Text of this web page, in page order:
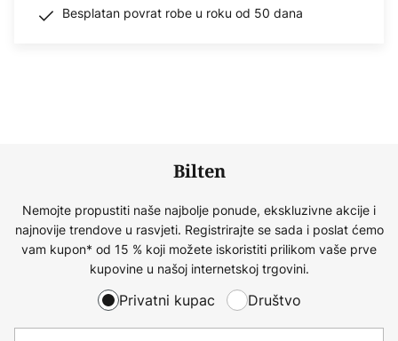
Besplatan povrat robe u roku od 50 dana
Bilten
Nemojte propustiti naše najbolje ponude, ekskluzivne akcije i
najnovije trendove u rasvjeti. Registrirajte se sada i poslat ćemo
vam kupon* od 15 % koji možete iskoristiti prilikom vaše prve
kupovine u našoj internetskoj trgovini.
Privatni kupac Društvo